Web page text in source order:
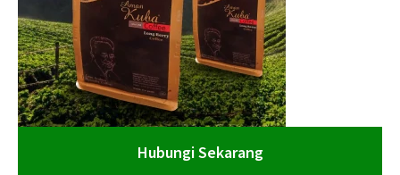
Hubungi Sekarang